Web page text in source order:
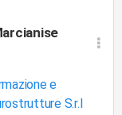
e
S.r.l